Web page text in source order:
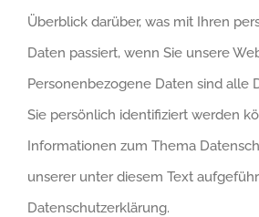
Überblick darüber, was mit Ihren
Daten passiert, wenn Sie unsere
Personenbezogene Daten sind alle
Sie persönlich identifiziert werden
Informationen zum Thema
unserer unter diesem Text
Datenschutzerklärung.